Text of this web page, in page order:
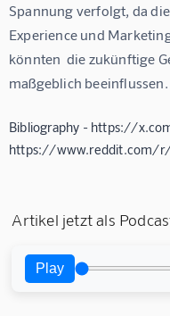
Spannung verfolgt, da
Experience und
könnten  die zukünftige
maßgeblich beeinflussen.
Bibliography - https://
https://www.reddit.com/r/
Artikel jetzt als
Play